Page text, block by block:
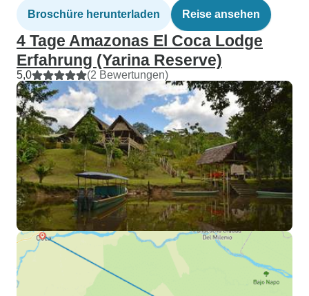
Broschüre herunterladen Reise ansehen
4 Tage Amazonas El Coca Lodge
Erfahrung (Yarina Reserve)
5,0 (2 Bewertungen)